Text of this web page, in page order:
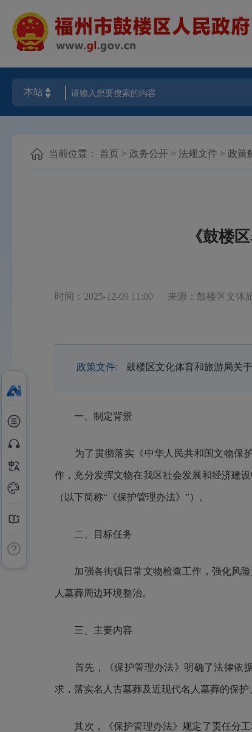
当前位置： 首页 > 政务公开 > 法规文件 > 政策
《鼓楼
时间：2025-12-09 11:00 来源：鼓楼区文体
政策文件: 鼓楼区文化体育和旅游局关
一、制定背景
为了贯彻落实《中华人民共和国文物保护
作，充分发挥文物在我区社会发展和经济建
（以下简称“《保护管理办法》”）。
二、目标任务
加强各街镇日常文物检查工作，强化风险
人墓葬周边环境整治。
三、主要内容
首先，《保护管理办法》明确了法律依据
求，落实名人古墓葬及近现代名人墓葬的保
其次，《保护管理办法》规定了责任分工